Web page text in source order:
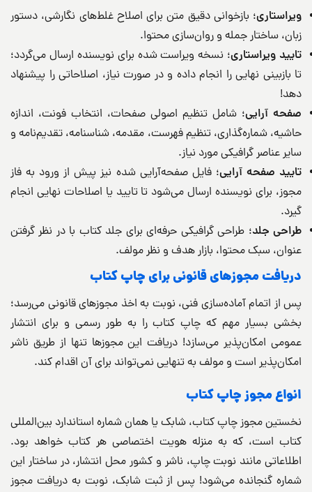
ویراستاری؛ بازخوانی دقیق متن برای اصلاح غلط‌های نگارشی، دستور
زبان، ساختار جمله و روان‌سازی محتوا.
تایید ویراستاری؛ نسخه ویراست شده برای نویسنده ارسال می‌گردد؛
تا بازبینی نهایی را انجام داده و در صورت نیاز، اصلاحاتی را پیشنهاد
دهد!
صفحه آرایی؛ شامل تنظیم اصولی صفحات، انتخاب فونت، اندازه
حاشیه، شماره‌گذاری، تنظیم فهرست، مقدمه، شناسنامه، تقدیم‌نامه و
سایر عناصر گرافیکی مورد نیاز.
تایید صفحه آرایی؛ فایل صفحه‌آرایی شده نیز پیش از ورود به فاز
مجوز، برای نویسنده ارسال می‌شود تا تایید یا اصلاحات نهایی انجام
گیرد.
طراحی جلد؛ طراحی گرافیکی حرفه‌ای برای جلد کتاب با در نظر گرفتن
عنوان، سبک محتوا، بازار هدف و نظر مولف.
دریافت مجوزهای قانونی برای چاپ کتاب
پس از اتمام آماده‌سازی فنی، نوبت به اخذ مجوزهای قانونی می‌رسد؛
بخشی بسیار مهم که چاپ کتاب را به طور رسمی و برای انتشار
عمومی امکان‌پذیر می‌سازد! دریافت این مجوزها تنها از طریق ناشر
امکان‌پذیر است و مولف به تنهایی نمی‌تواند برای آن اقدام کند.
انواع مجوز چاپ کتاب
نخستین مجوز چاپ کتاب، شابک یا همان شماره استاندارد بین‌المللی
کتاب است، که به منزله هویت اختصاصی هر کتاب خواهد بود.
اطلاعاتی مانند نوبت چاپ، ناشر و کشور محل انتشار، در ساختار این
شماره گنجانده می‌شود! پس از ثبت شابک، نوبت به دریافت مجوز